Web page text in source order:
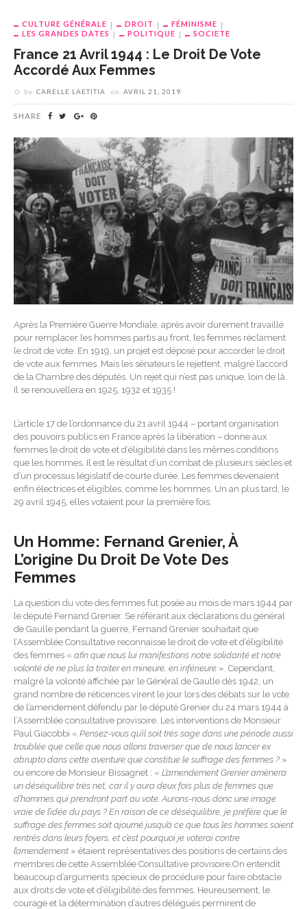
CULTURE GÉNÉRALE DROIT
FÉMINISME
LES GRANDES DATES
POLITIQUE SOCIETE
France 21 Avril 1944 : Le Droit De Vote
Accordé Aux Femmes
by CARELLE LAETITIA on AVRIL 21, 2019
SHARE
Après la Première Guerre Mondiale, après avoir durement travaillé
pour remplacer les hommes partis au front, les femmes réclament
le droit de vote. En 1919, un projet est déposé pour accorder le droit
de vote aux femmes. Mais les sénateurs le rejettent, malgré l’accord
de la Chambre des députés. Un rejet qui n’est pas unique, loin de là.
Il se renouvellera en 1925, 1932 et 1935 !
L’article 17 de l’ordonnance du 21 avril 1944 – portant organisation
des pouvoirs publics en France après la libération – donne aux
femmes le droit de vote et d’éligibilité dans les mêmes conditions
que les hommes. Il est le résultat d’un combat de plusieurs siècles et
d’un processus législatif de courte durée. Les femmes devenaient
enfin électrices et éligibles, comme les hommes. Un an plus tard, le
29 avril 1945, elles votaient pour la première fois.
Un Homme: Fernand Grenier, À
L’origine Du Droit De Vote Des
Femmes
La question du vote des femmes fut posée au mois de mars 1944 par
le député Fernand Grenier. Se référant aux déclarations du général
de Gaulle pendant la guerre, Fernand Grenier souhaitait que
l’Assemblée Consultative reconnaisse le droit de vote et d’éligibilité
des femmes « afin que nous lui manifestions notre solidarité et notre
volonté de ne plus la traiter en mineure, en inférieure ». Cependant,
malgré la volonté affichée par le Général de Gaulle dès 1942, un
grand nombre de réticences virent le jour lors des débats sur le vote
de l’amendement défendu par le député Grenier du 24 mars 1944 à
l’Assemblée consultative provisoire. Les interventions de Monsieur
Paul Giacobbi « Pensez-vous qu’il soit très sage dans une période aussi
troublée que celle que nous allons traverser que de nous lancer ex
abrupto dans cette aventure que constitue le suffrage des femmes ? »
ou encore de Monsieur Bissagnet : « L’amendement Grenier amènera
un déséquilibre très net, car il y aura deux fois plus de femmes que
d’hommes qui prendront part au vote. Aurons-nous donc une image
vraie de l’idée du pays ? En raison de ce déséquilibre, je préfère que le
suffrage des femmes soit ajourné jusqu’à ce que tous les hommes soient
rentrés dans leurs foyers, et c’est pourquoi je voterai contre
l’amendement » étaient représentatives des positions de certains des
membres de cette Assemblée Consultative provisoire.On entendit
beaucoup d’arguments spécieux de procédure pour faire obstacle
aux droits de vote et d’éligibilité des femmes. Heureusement, le
courage et la détermination d’autres délégués permirent de